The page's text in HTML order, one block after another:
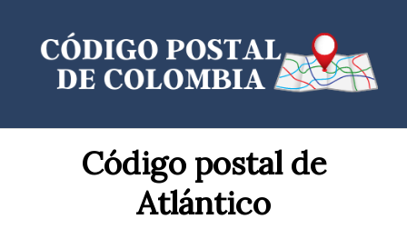
contenido
Código postal de
Atlántico